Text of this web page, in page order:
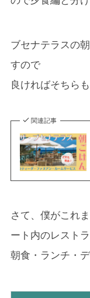
ブセナテラスの
すので
良ければそちら
関連記事
さて、僕がこれ
ート内のレスト
朝食・ランチ・